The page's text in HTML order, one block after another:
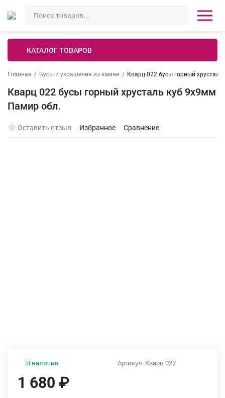
КАТАЛОГ ТОВАРОВ
Главная / Бусы и украшения из камня / Кварц 022 бусы горный
Кварц 022 бусы горный хрусталь куб 9х9мм
Памир обл.
Оставить отзыв Избранное Сравнение
Артикул: Кварц 022
В наличии
1 680 ₽